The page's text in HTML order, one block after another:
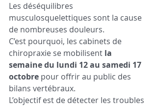
Les déséquilibres
musculosquelettiques sont la cause
de nombreuses douleurs.
C’est pourquoi, les cabinets de
chiropraxie se mobilisent la
semaine du lundi 12 au samedi 17
octobre pour offrir au public des
bilans vertébraux.
L’objectif est de détecter les troubles